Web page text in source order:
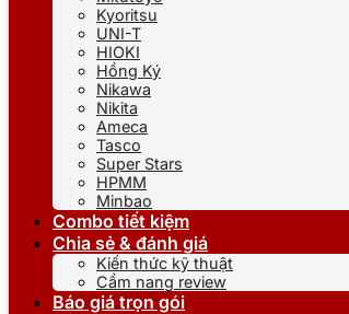
Kyoritsu
UNI-T
HIOKI
Hồng Ký
Nikawa
Nikita
Ameca
Tasco
Super Stars
HPMM
Minbao
Combo tiết kiệm
Chia sẻ & đánh giá
Kiến thức kỹ thuật
Cẩm nang review
Báo giá trọn gói